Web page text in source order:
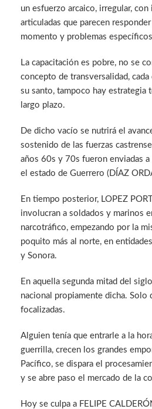
un esfuerzo arcaico, irregular,
articuladas que parecen
momento y problemas
La capacitación es pobre, no se
concepto de transversalidad, cada
su santo, tampoco hay estrategia
largo plazo.
De dicho vacío se nutrirá el
sostenido de las fuerzas
años 60s y 70s fueron enviadas
el estado de Guerrero (DÍAZ
En tiempo posterior, LOPEZ
involucran a soldados y marinos
narcotráfico, empezando por la
poquito más al norte, en
y Sonora.
En aquella segunda mitad del
nacional propiamente dicha. Solo
focalizadas.
Alguien tenía que entrarle a la
guerrilla, crecen los grandes
Pacífico, se dispara el
y se abre paso el mercado de la
Hoy se culpa a FELIPE